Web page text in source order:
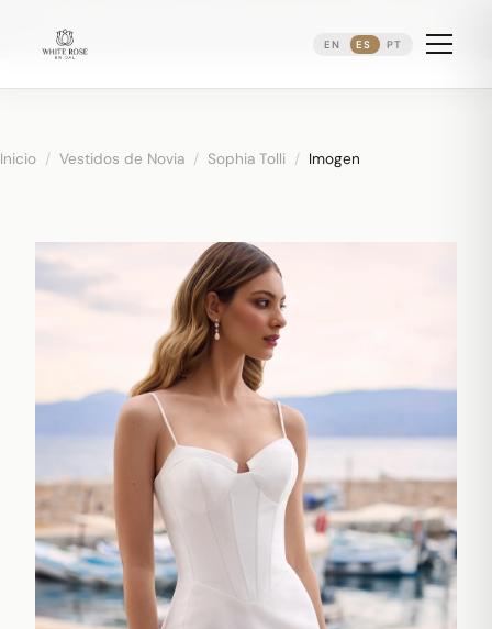
Distrito Ironbound de Newark
EN ES PT
Inicio / Vestidos de Novia / Sophia Tolli / Imogen